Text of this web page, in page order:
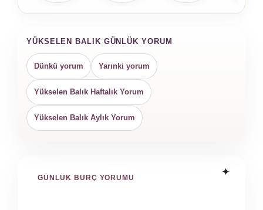
YÜKSELEN BALIK GÜNLÜK YORUM
Dünkü yorum Yarınki yorum
Yükselen Balık Haftalık Yorum
Yükselen Balık Aylık Yorum
GÜNLÜK BURÇ YORUMU